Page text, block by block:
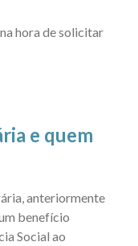
hora de solicitar
e quem
anteriormente
benefício
Social ao